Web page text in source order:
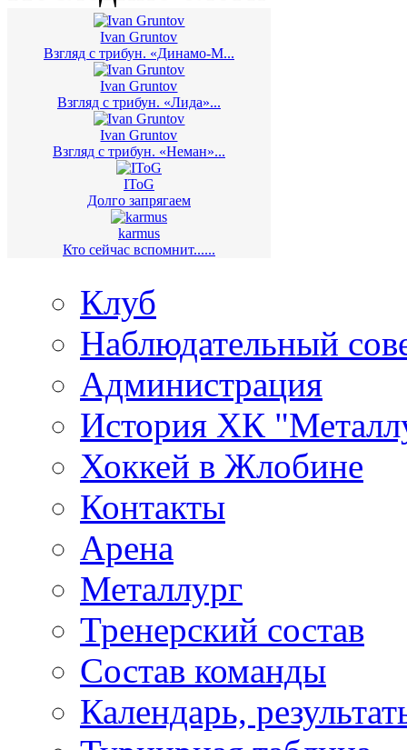
Ivan Gruntov
Взгляд с трибун. «Динамо-М...
Ivan Gruntov
Взгляд с трибун. «Лида»...
Ivan Gruntov
Взгляд с трибун. «Неман»...
IToG
Долго запрягаем
karmus
Кто сейчас вспомнит......
Клуб
Наблюдательный
Администрация
История ХК
Хоккей в Жлобине
Контакты
Арена
Металлург
Тренерский состав
Состав команды
Календарь,